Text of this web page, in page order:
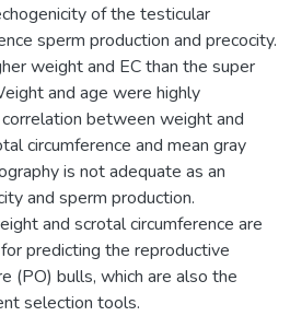
of the testicular
sperm production and precocity.
weight and EC than the super
and age were highly
between weight and
circumference and mean gray
is not adequate as an
and sperm production.
and scrotal circumference are
predicting the reproductive
(PO) bulls, which are also the
selection tools.